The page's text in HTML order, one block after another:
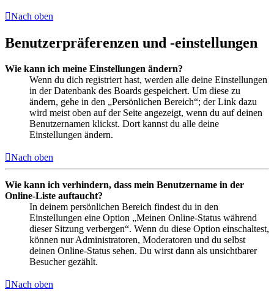
Nach oben
Benutzerpräferenzen und -einstellungen
Wie kann ich meine Einstellungen ändern?
Wenn du dich registriert hast, werden alle deine Einstellungen
in der Datenbank des Boards gespeichert. Um diese zu
ändern, gehe in den „Persönlichen Bereich“; der Link dazu
wird meist oben auf der Seite angezeigt, wenn du auf deinen
Benutzernamen klickst. Dort kannst du alle deine
Einstellungen ändern.
Nach oben
Wie kann ich verhindern, dass mein Benutzername in der
Online-Liste auftaucht?
In deinem persönlichen Bereich findest du in den
Einstellungen eine Option „Meinen Online-Status während
dieser Sitzung verbergen“. Wenn du diese Option einschaltest,
können nur Administratoren, Moderatoren und du selbst
deinen Online-Status sehen. Du wirst dann als unsichtbarer
Besucher gezählt.
Nach oben